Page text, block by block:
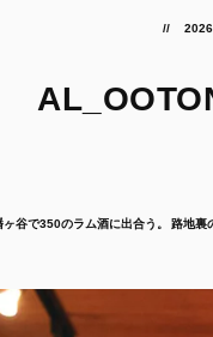
谷で350のラム酒に出合う。 路地裏